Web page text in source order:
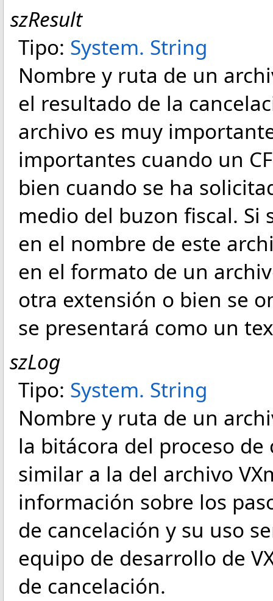
szResult
Tipo: System. String
Nombre y ruta de un
el resultado de la
archivo es muy
importantes cuando un
bien cuando se ha
medio del buzon fiscal. Si
en el nombre de este
en el formato de un
otra extensión o bien se
se presentará como un
szLog
Tipo: System. String
Nombre y ruta de un
la bitácora del proceso
similar a la del archivo
información sobre los
de cancelación y su uso
equipo de desarrollo de
de cancelación.